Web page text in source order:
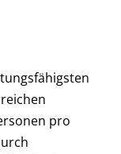
pro